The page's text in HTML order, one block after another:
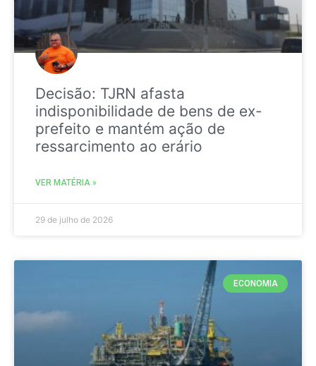
Decisão: TJRN afasta
indisponibilidade de bens de ex-
prefeito e mantém ação de
ressarcimento ao erário
VER MATÉRIA »
29 de julho de 2026
ECONOMIA